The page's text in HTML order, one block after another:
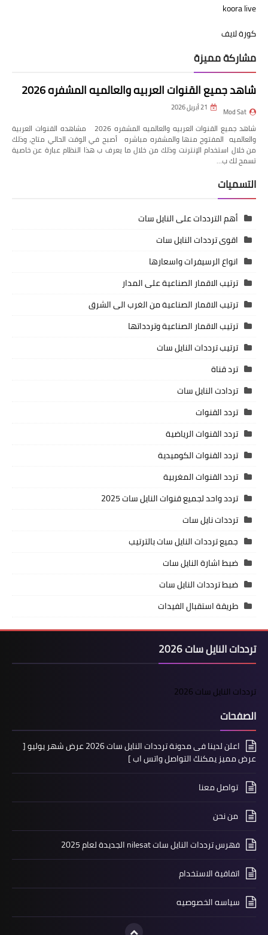
koora live
كورة لايف
مشاركة مميزة
شاهد جميع القنوات العربيه والعالميه المشفره 2026
Mod Sat 21 أبريل 2026
شاهد جميع القنوات العربيه والعالميه المشفره 2026 مشاهده القنوات العربية
والعالميه المفتوح منها والمشفره مباشره أصبح في الوقت الحالي متاح، وذلك
من خلال استخدام الإنترنت وذلك من خلال ما يعرف ب هذا النظام عبارة عن خاصية
تسمح لك ب…
التسميات
أهم الترددات على النايل سات
اقوى ترددات النايل سات
انواع الرسيفرات واسعارها
ترتيب الاقمار الصناعية على المدار
ترتيب الاقمار الصناعية من الغرب الى الشرق
ترتيب الاقمار الصناعية وتردداتها
ترتيب ترددات النايل سات
ترد قناة
تردادت النايل سات
تردد القنوات
تردد القنوات الرياضية
تردد القنوات الكوميدية
تردد القنوات المغربية
تردد واحد لجميع قنوات النايل سات 2025
ترددات نايل سات
جميع ترددات النايل سات بالترتيب
ضبط اشارة النايل سات
ضبط ترددات النايل سات
طريقة استقبال الفيدات
ترددات النايل سات 2026
ترددات النايل سات 2026
الصفحات
اعلن لدينا فى مدونة ترددات النايل سات 2026 عرض شهر يوليو [
عرض مميز يمكنك التواصل واتس اب ]
تواصل معنا
من نحن
فهرس ترددات النايل سات nilesat الجديدة لعام 2025
اتفاقية الاستخدام
سياسه الخصوصيه